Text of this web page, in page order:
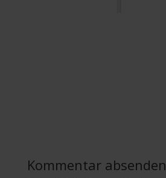
Kommentar absenden